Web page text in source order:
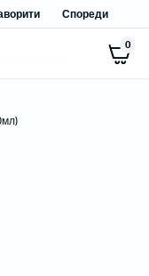
Спореди
0